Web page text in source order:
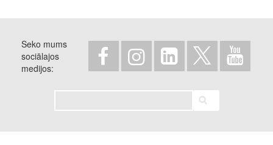
Seko mums
sociālajos
medijos